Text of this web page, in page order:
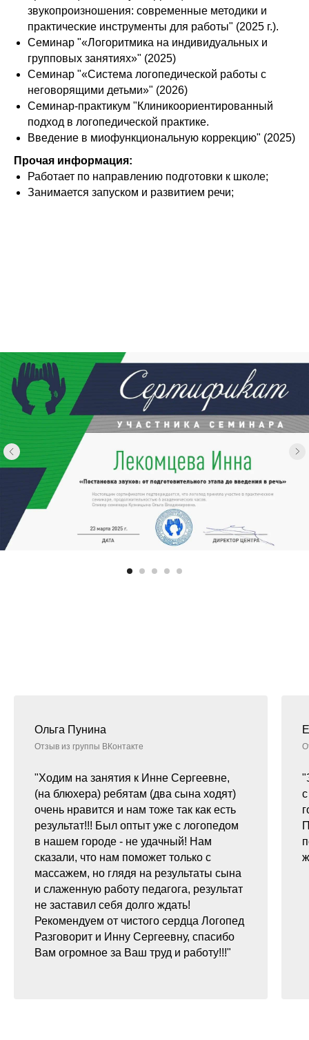
звукопроизношения: современные методики и
практические инструменты для работы" (2025 г.).
Семинар "«Логоритмика на индивидуальных и
групповых занятиях»" (2025)
Семинар "«Система логопедической работы с
неговорящими детьми»" (2026)
Семинар-практикум "Клиникоориентированный
подход в логопедической практике.
Введение в миофункциональную коррекцию" (2025)
Прочая информация:
Работает по направлению подготовки к школе;
Занимается запуском и развитием речи;
Ольга Пунина
Отзыв из группы ВКонтакте
"Ходим на занятия к Инне Сергеевне,
(на блюхера) ребятам (два сына ходят)
очень нравится и нам тоже так как есть
результат!!! Был оптыт уже с логопедом
в нашем городе - не удачный! Нам
сказали, что нам поможет только с
массажем, но глядя на результаты сына
и слаженную работу педагога, результат
не заставил себя долго ждать!
Рекомендуем от чистого сердца Логопед
Разговорит и Инну Сергеевну, спасибо
Вам огромное за Ваш труд и работу!!!"